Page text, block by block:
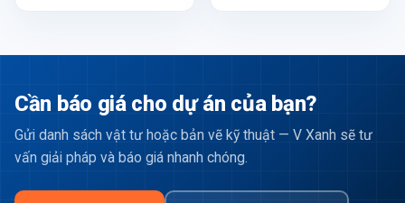
Cần báo giá cho dự án của bạn?
Gửi danh sách vật tư hoặc bản vẽ kỹ thuật — V Xanh sẽ tư
vấn giải pháp và báo giá nhanh chóng.